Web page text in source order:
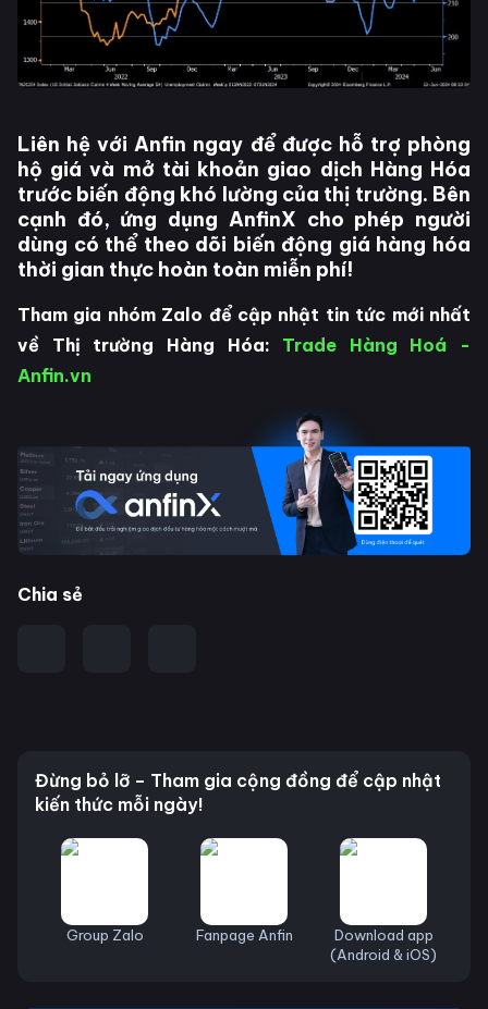
Liên hệ với Anfin ngay để được hỗ trợ phòng
hộ giá và mở tài khoản giao dịch Hàng Hóa
trước biến động khó lường của thị trường. Bên
cạnh đó, ứng dụng AnfinX cho phép người
dùng có thể theo dõi biến động giá hàng hóa
thời gian thực hoàn toàn miễn phí!
Tham gia nhóm Zalo để cập nhật tin tức mới nhất
về Thị trường Hàng Hóa: Trade Hàng Hoá -
Anfin.vn
Chia sẻ
Đừng bỏ lỡ – Tham gia cộng đồng để cập nhật
kiến thức mỗi ngày!
Group Zalo Fanpage Anfin
Download app
(Android & iOS)